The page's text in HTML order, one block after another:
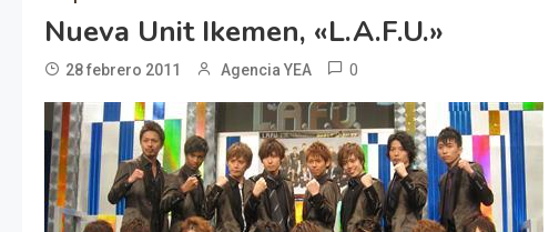
Nueva Unit Ikemen, «L.A.F.U.»
28 febrero 2011 Agencia YEA 0